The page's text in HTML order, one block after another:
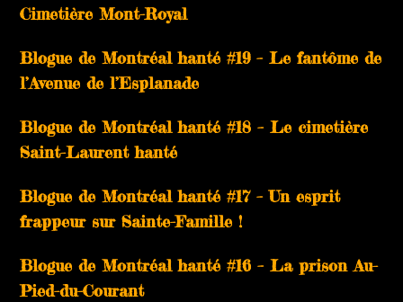
Cimetière Mont-Royal
Blogue de Montréal hanté #19 – Le fantôme de
l’Avenue de l’Esplanade
Blogue de Montréal hanté #18 – Le cimetière
Saint-Laurent hanté
Blogue de Montréal hanté #17 – Un esprit
frappeur sur Sainte-Famille !
Blogue de Montréal hanté #16 – La prison Au-
Pied-du-Courant